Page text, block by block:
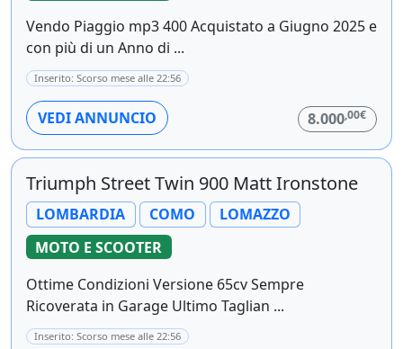
Vendo Piaggio mp3 400 Acquistato a Giugno 2025 e
con più di un Anno di ...
Inserito: Scorso mese alle 22:56
VEDI ANNUNCIO 8.000,00€
Triumph Street Twin 900 Matt Ironstone
LOMBARDIA COMO
LOMAZZO
MOTO E SCOOTER
Ottime Condizioni Versione 65cv Sempre
Ricoverata in Garage Ultimo Taglian ...
Inserito: Scorso mese alle 22:56